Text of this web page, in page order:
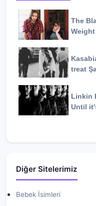
The
treat
Linkin
Until
Diğer Sitelerimiz
Bebek İsimleri